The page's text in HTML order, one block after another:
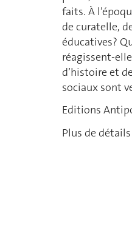
faits. À
de curatelle,
éducatives?
réagissent-
d’histoire et
sociaux sont
Editions
Plus de